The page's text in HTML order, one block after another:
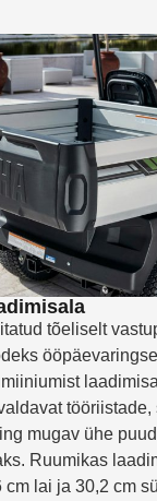
tõeliselt
tööriistade,
mugav ühe
Ruumikas
cm lai ja 30,2 cm